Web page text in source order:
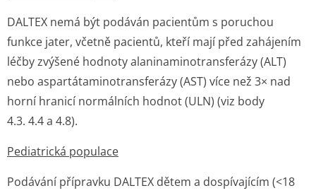
DALTEX nemá být podáván pacientům s poruchou
funkce jater, včetně pacientů, kteří mají před zahájením
léčby zvýšené hodnoty alaninaminotran­sferázy (ALT)
nebo aspartátamino­transferázy (AST) více než 3× nad
horní hranicí normálních hodnot (ULN) (viz body
4.3. 4.4 a 4.8).
Pediatrická populace
Podávání přípravku DALTEX dětem a dospívajícím (<18